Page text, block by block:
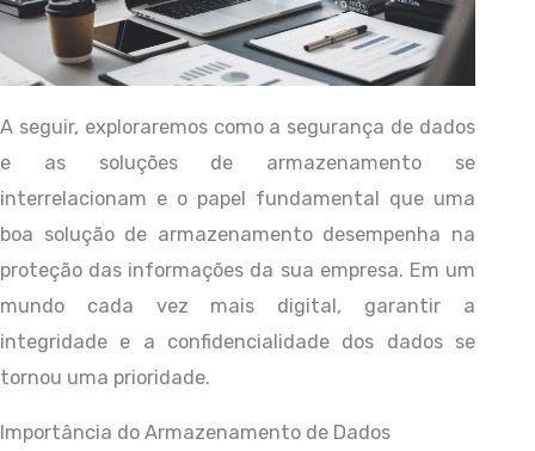
A seguir, exploraremos como a segurança de dados
e as soluções de armazenamento se
interrelacionam e o papel fundamental que uma
boa solução de armazenamento desempenha na
proteção das informações da sua empresa. Em um
mundo cada vez mais digital, garantir a
integridade e a confidencialidade dos dados se
tornou uma prioridade.
Importância do Armazenamento de Dados